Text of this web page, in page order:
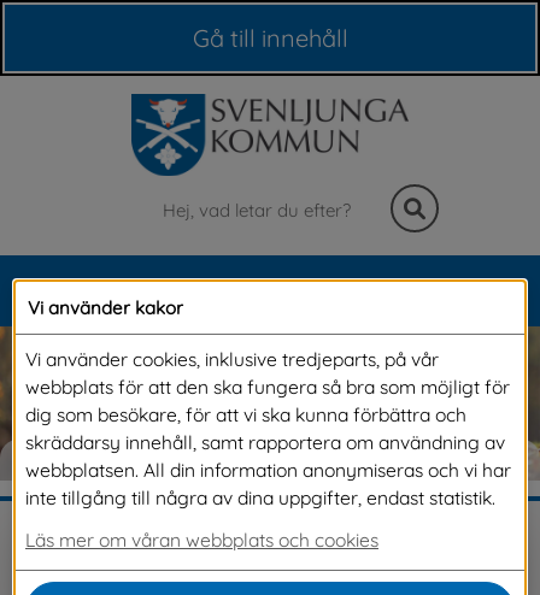
Gå till innehåll
Sök
Meny
BYGGA, BO, MILJÖ & TRAFIK
Bostäder och boendemiljö
Vi använder kakor
Vi använder cookies, inklusive tredjeparts, på vår
webbplats för att den ska fungera så bra som möjligt för
dig som besökare, för att vi ska kunna förbättra och
skräddarsy innehåll, samt rapportera om användning av
webbplatsen. All din information anonymiseras och vi har
inte tillgång till några av dina uppgifter, endast statistik.
Läs mer om våran webbplats och cookies